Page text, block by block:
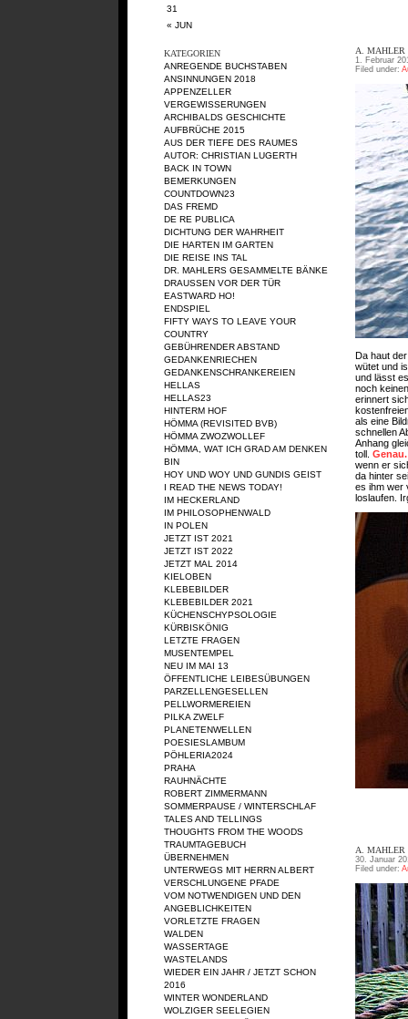
« JUN
31
KATEGORIEN
ANREGENDE BUCHSTABEN
ANSINNUNGEN 2018
APPENZELLER
VERGEWISSERUNGEN
ARCHIBALDS GESCHICHTE
AUFBRÜCHE 2015
AUS DER TIEFE DES RAUMES
AUTOR: CHRISTIAN LUGERTH
BACK IN TOWN
BEMERKUNGEN
COUNTDOWN23
DAS FREMD
DE RE PUBLICA
DICHTUNG DER WAHRHEIT
DIE HARTEN IM GARTEN
DIE REISE INS TAL
DR. MAHLERS GESAMMELTE BÄNKE
DRAUSSEN VOR DER TÜR
EASTWARD HO!
ENDSPIEL
FIFTY WAYS TO LEAVE YOUR
COUNTRY
GEBÜHRENDER ABSTAND
GEDANKENRIECHEN
GEDANKENSCHRANKEREIEN
HELLAS
HELLAS23
HINTERM HOF
HÖMMA (REVISITED BVB)
HÖMMA ZWOZWOLLEF
HÖMMA, WAT ICH GRAD AM DENKEN
BIN
HOY UND WOY UND GUNDIS GEIST
I READ THE NEWS TODAY!
IM HECKERLAND
IM PHILOSOPHENWALD
IN POLEN
JETZT IST 2021
JETZT IST 2022
JETZT MAL 2014
KIELOBEN
KLEBEBILDER
KLEBEBILDER 2021
KÜCHENSCHYPSOLOGIE
KÜRBISKÖNIG
LETZTE FRAGEN
MUSENTEMPEL
NEU IM MAI 13
ÖFFENTLICHE LEIBESÜBUNGEN
PARZELLENGESELLEN
PELLWORMEREIEN
PILKA ZWELF
PLANETENWELLEN
POESIESLAMBUM
PÖHLERIA2024
PRAHA
RAUHNÄCHTE
ROBERT ZIMMERMANN
SOMMERPAUSE / WINTERSCHLAF
TALES AND TELLINGS
THOUGHTS FROM THE WOODS
TRAUMTAGEBUCH
ÜBERNEHMEN
UNTERWEGS MIT HERRN ALBERT
VERSCHLUNGENE PFADE
VOM NOTWENDIGEN UND DEN
ANGEBLICHKEITEN
VORLETZTE FRAGEN
WALDEN
WASSERTAGE
WASTELANDS
WIEDER EIN JAHR / JETZT SCHON
2016
WINTER WONDERLAND
WOLZIGER SEELEGIEN
A. MAHLER
1. Februar
Filed under:
Da haut
wütet und
und lässt
noch
erinnert
als eine
schnellen
Anhang
toll.
wenn er
da hinter
es ihm wer
loslaufen.
A. MAHLER
30. Januar
Filed under: